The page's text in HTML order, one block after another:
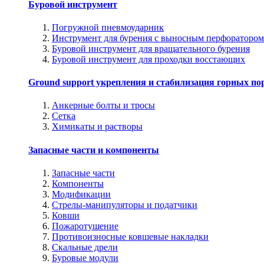
Буровой инструмент
Погружной пневмоударник
Инструмент для бурения с выносным перфоратором
Буровой инструмент для вращательного бурения
Буровой инструмент для проходки восстающих
Ground support укрепления и стабилизация горных
Анкерные болты и тросы
Сетка
Химикаты и растворы
Запасные части и компоненты
Запасные части
Компоненты
Модификации
Стрелы-манипуляторы и податчики
Ковши
Пожаротушение
Противоизносные ковшевые накладки
Скальные дрели
Буровые модули